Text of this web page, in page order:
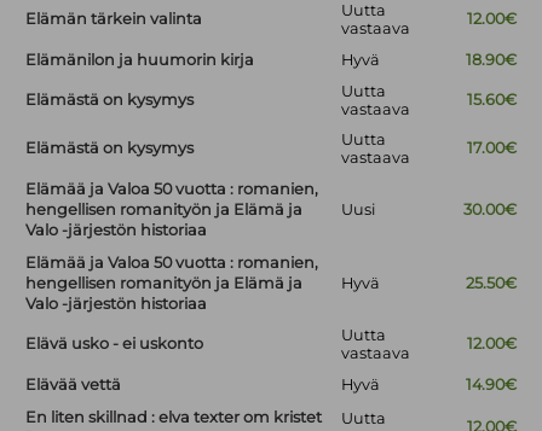
Elämän tärkein valinta
Uutta
vastaava
12.00€
Elämänilon ja huumorin kirja Hyvä 18.90€
Elämästä on kysymys
Uutta
vastaava
15.60€
Elämästä on kysymys
Uutta
vastaava
17.00€
Elämää ja Valoa 50 vuotta : romanien,
hengellisen romanityön ja Elämä ja
Valo -järjestön historiaa
Uusi 30.00€
Elämää ja Valoa 50 vuotta : romanien,
hengellisen romanityön ja Elämä ja
Valo -järjestön historiaa
Hyvä 25.50€
Elävä usko - ei uskonto
Uutta
vastaava
12.00€
Elävää vettä Hyvä
14.90€
En liten skillnad : elva texter om kristet
Uutta
12.00€